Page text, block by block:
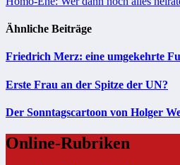
Ähnliche Beiträge
Friedrich Merz: eine umgekehrte
Erste Frau an der Spitze der UN?
Der Sonntagscartoon von Holger
Online-Rubriken